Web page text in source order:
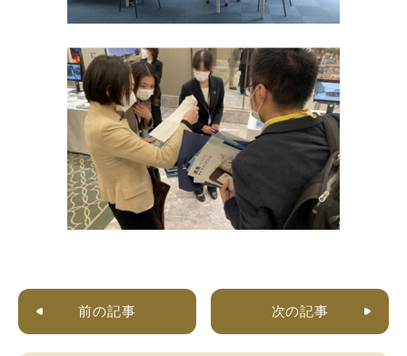
前の記事 次の記事